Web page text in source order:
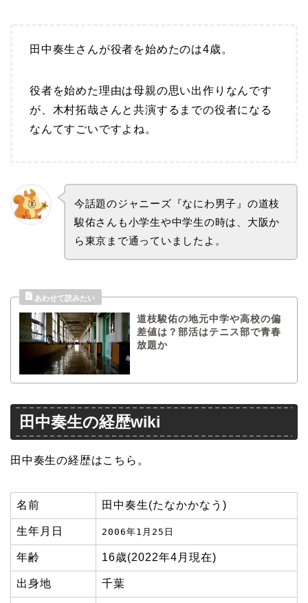
田中奏生さんが役者を始めたのは4歳。
役者を始めた理由は母親の思い出作りなんです
が、木村拓哉さんと共演するまでの役者になる
なんてすごいですよね。
今話題のジャニーズ『なにわ男子』の道枝
駿佑さんも小学生や中学生の時は、大阪か
ら東京まで通っていましたよ。
道枝駿佑の地元中学や高校の偏
差値は？部活はテニス部で青春
放題か
田中奏生の経歴wiki
田中奏生の経歴はこちら。
名前 田中奏生(たなかかなう)
生年月日 2006年1月25日
年齢 16歳(2022年4月現在)
出身地 千葉